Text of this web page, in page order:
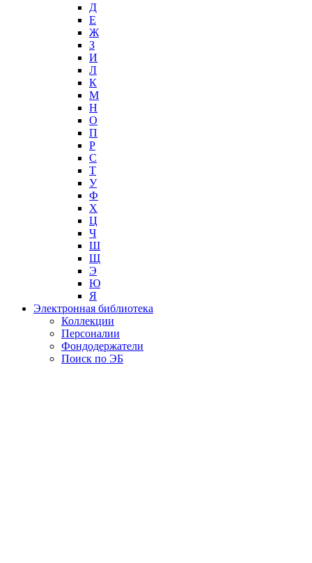
Д
Е
Ж
З
И
Л
К
М
Н
О
П
Р
С
Т
У
Ф
Х
Ц
Ч
Ш
Щ
Э
Ю
Я
Электронная библиотека
Коллекции
Персоналии
Фондодержатели
Поиск по ЭБ